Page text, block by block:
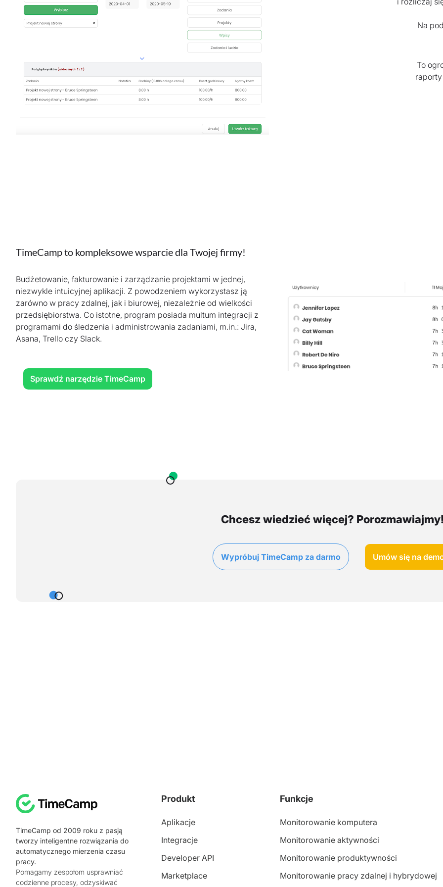
Na
To
TimeCamp to kompleksowe wsparcie dla Twojej firmy!
Budżetowanie, fakturowanie i zarządzanie projektami w jednej,
niezwykle intuicyjnej aplikacji. Z powodzeniem wykorzystasz ją
zarówno w pracy zdalnej, jak i biurowej, niezależnie od wielkości
przedsiębiorstwa. Co istotne, program posiada multum integracji z
programami do śledzenia i administrowania zadaniami, m.in.: Jira,
Asana, Trello czy Slack.
Sprawdź narzędzie TimeCamp
Chcesz wiedzieć więcej?
Wypróbuj TimeCamp za darmo Umów się na
TimeCamp od 2009 roku z pasją
tworzy inteligentne rozwiązania do
automatycznego mierzenia czasu
pracy.
Pomagamy zespołom usprawniać
codzienne procesy, odzyskiwać
Produkt
Aplikacje
Integracje
Developer API
Marketplace
Funkcje
Monitorowanie komputera
Monitorowanie aktywności
Monitorowanie produktywności
Monitorowanie pracy zdalnej i hybrydowej